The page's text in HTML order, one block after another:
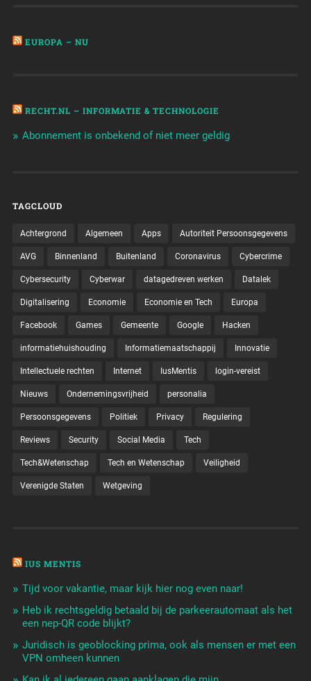
EUROPA – NU
RECHT.NL – INFORMATIE & TECHNOLOGIE
Abonnement is onbekend of niet meer geldig
TAGCLOUD
Achtergrond Algemeen Apps Autoriteit Persoonsgegevens
AVG Binnenland Buitenland Coronavirus Cybercrime
Cybersecurity Cyberwar datagedreven werken Datalek
Digitalisering Economie Economie en Tech Europa
Facebook Games Gemeente Google Hacken
informatiehuishouding Informatiemaatschappij Innovatie
Intellectuele rechten Internet IusMentis login-vereist
Nieuws Ondernemingsvrijheid personalia
Persoonsgegevens Politiek Privacy Regulering
Reviews Security Social Media Tech
Tech&Wetenschap Tech en Wetenschap Veiligheid
Verenigde Staten Wetgeving
IUS MENTIS
Tijd voor vakantie, maar kijk hier nog even naar!
Heb ik rechtsgeldig betaald bij de parkeerautomaat als het
een nep-QR code blijkt?
Juridisch is geoblocking prima, ook als mensen er met een
VPN omheen kunnen